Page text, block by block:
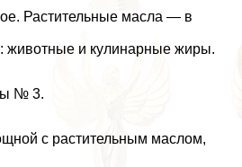
Растительные масла — в
: животные и кулинарные жиры.
№ 3.
с растительным маслом,